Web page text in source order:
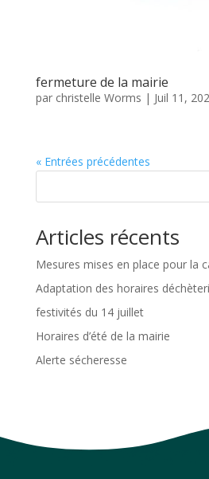
fermeture de la mairie
par christelle Worms | Juil 11,
« Entrées précédentes
Articles récents
Mesures mises en place pour la
Adaptation des horaires
festivités du 14 juillet
Horaires d’été de la mairie
Alerte sécheresse